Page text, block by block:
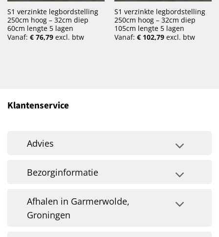
S1 verzinkte legbordstelling
250cm hoog – 32cm diep
60cm lengte 5 lagen
Vanaf: €76,79excl. btw
S1 verzinkte legbordstelling
250cm hoog – 32cm diep
105cm lengte 5 lagen
Vanaf: €102,79excl. btw
Klantenservice
Advies
Bezorginformatie
Afhalen in Garmerwolde,
Groningen